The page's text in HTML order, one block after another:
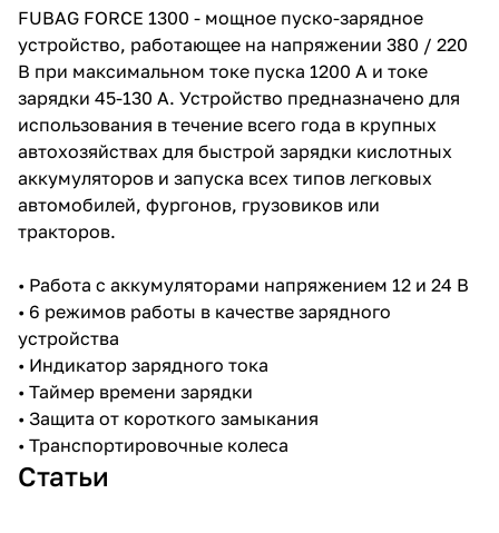
FUBAG FORCE 1300 - мощное пуско-зарядное
устройство, работающее на напряжении 380 / 220
В при максимальном токе пуска 1200 А и токе
зарядки 45-130 А. Устройство предназначено для
использования в течение всего года в крупных
автохозяйствах для быстрой зарядки кислотных
аккумуляторов и запуска всех типов легковых
автомобилей, фургонов, грузовиков или
тракторов.
• Работа с аккумуляторами напряжением 12 и 24 В
• 6 режимов работы в качестве зарядного
устройства
• Индикатор зарядного тока
• Таймер времени зарядки
• Защита от короткого замыкания
• Транспортировочные колеса
Статьи
недели